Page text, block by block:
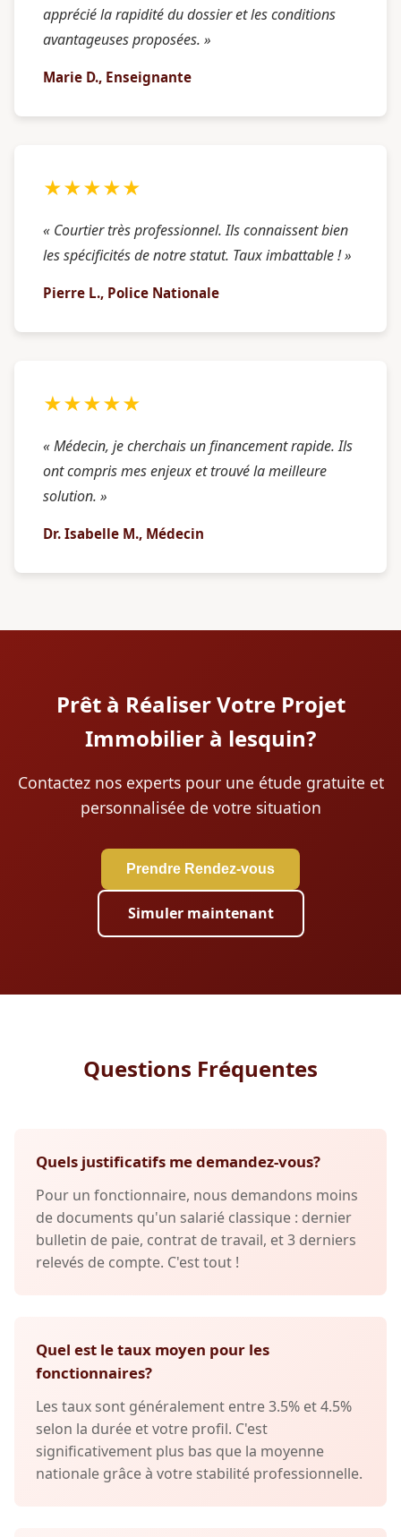
apprécié la rapidité du dossier et les conditions
avantageuses proposées. »
Marie D., Enseignante
★★★★★
« Courtier très professionnel. Ils connaissent bien
les spécificités de notre statut. Taux imbattable ! »
Pierre L., Police Nationale
★★★★★
« Médecin, je cherchais un financement rapide. Ils
ont compris mes enjeux et trouvé la meilleure
solution. »
Dr. Isabelle M., Médecin
Prêt à Réaliser Votre Projet
Immobilier à lesquin?
Contactez nos experts pour une étude gratuite et
personnalisée de votre situation
Prendre Rendez-vous
Simuler maintenant
Questions Fréquentes
Quels justificatifs me demandez-vous?
Pour un fonctionnaire, nous demandons moins
de documents qu'un salarié classique : dernier
bulletin de paie, contrat de travail, et 3 derniers
relevés de compte. C'est tout !
Quel est le taux moyen pour les
fonctionnaires?
Les taux sont généralement entre 3.5% et 4.5%
selon la durée et votre profil. C'est
significativement plus bas que la moyenne
nationale grâce à votre stabilité professionnelle.